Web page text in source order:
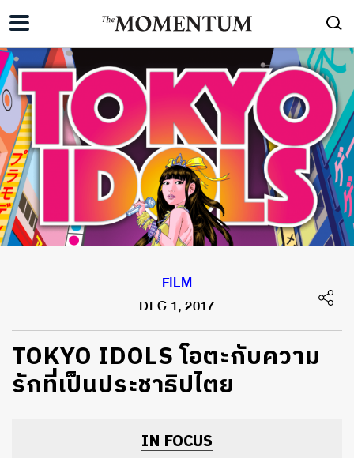
FILM
DEC 1, 2017
TOKYO IDOLS โอตะกับความ
รักที่เป็นประชาธิปไตย
IN FOCUS